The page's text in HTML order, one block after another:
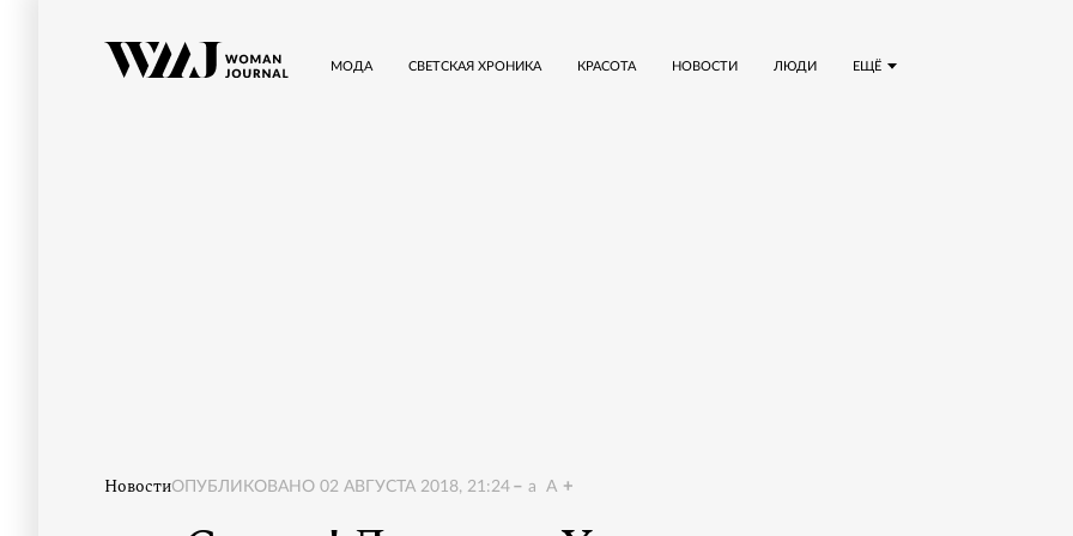
ЕЩЁ
МОДА СВЕТСКАЯ ХРОНИКА КРАСОТА НОВОСТИ ЛЮДИ
НовостиОПУБЛИКОВАНО 02 АВГУСТА 2018, 21:24 a A